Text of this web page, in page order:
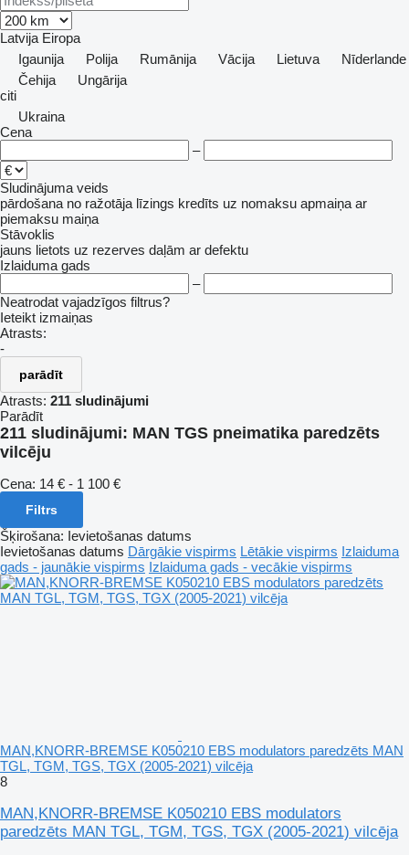
Latvija Eiropa
Igaunija
Polija Rumānija Vācija Lietuva
Nīderlande
Čehija
Ungārija
citi
Ukraina
Cena
–
Sludinājuma veids
pārdošana no ražotāja līzings kredīts uz nomaksu apmaiņa ar
piemaksu maiņa
Stāvoklis
jauns lietots uz rezerves daļām ar defektu
Izlaiduma gads
–
Neatrodat vajadzīgos filtrus?
Ieteikt izmaiņas
Atrasts:
-
parādīt
Atrasts: 211 sludinājumi
Parādīt
211 sludinājumi: MAN TGS pneimatika paredzēts
vilcēju
Cena: 14 € - 1 100 €
Filtrs
Šķirošana: Ievietošanas datums
Ievietošanas datums Dārgākie vispirms Lētākie vispirms Izlaiduma
gads - jaunākie vispirms Izlaiduma gads - vecākie vispirms
MAN,KNORR-BREMSE K050210 EBS modulators paredzēts MAN
TGL, TGM, TGS, TGX (2005-2021) vilcēja
8
MAN,KNORR-BREMSE K050210 EBS modulators
paredzēts MAN TGL, TGM, TGS, TGX (2005-2021) vilcēja